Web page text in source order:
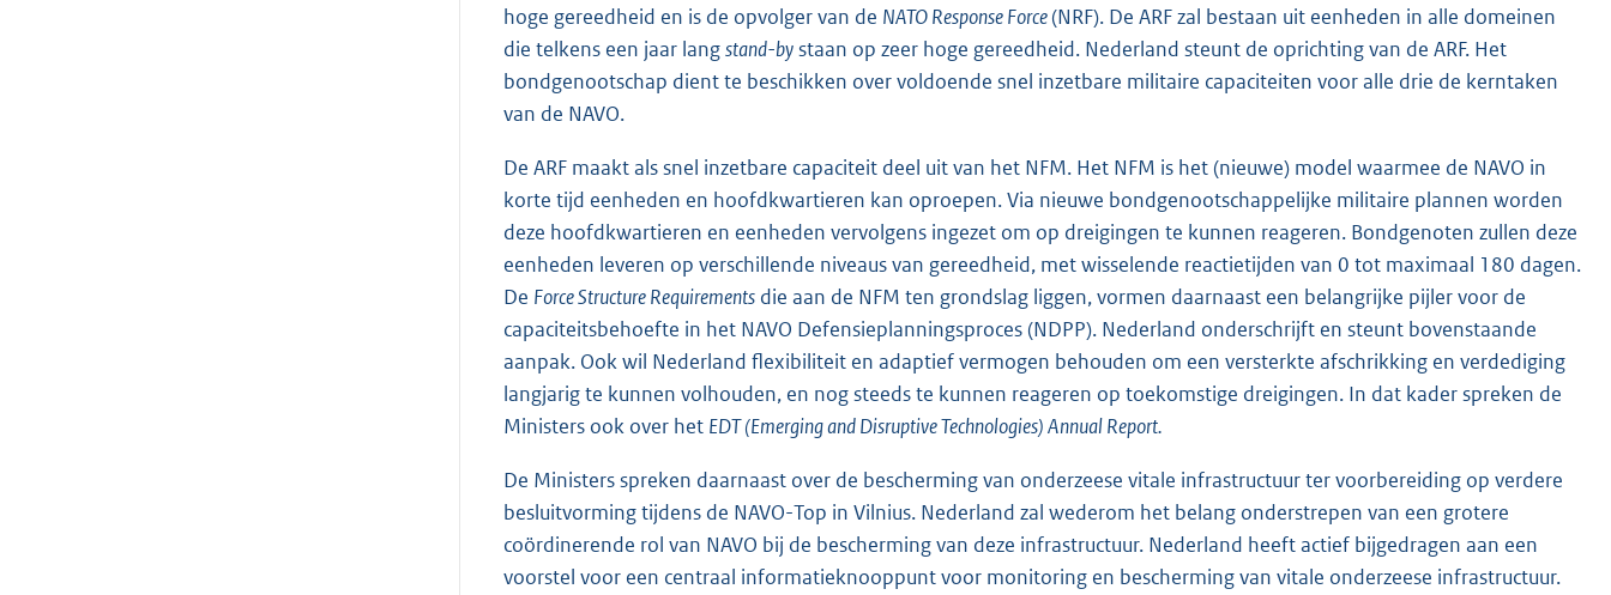
hoge gereedheid en is de opvolger van de NATO Response Force(NRF). De ARF zal bestaan uit eenheden in alle domeinen
die telkens een jaar langstand-bystaan op zeer hoge gereedheid. Nederland steunt de oprichting van de ARF. Het
bondgenootschap dient te beschikken over voldoende snel inzetbare militaire capaciteiten voor alle drie de kerntaken
van de NAVO.
De ARF maakt als snel inzetbare capaciteit deel uit van het NFM. Het NFM is het (nieuwe) model waarmee de NAVO in
korte tijd eenheden en hoofdkwartieren kan oproepen. Via nieuwe bondgenootschappelijke militaire plannen worden
deze hoofdkwartieren en eenheden vervolgens ingezet om op dreigingen te kunnen reageren. Bondgenoten zullen deze
eenheden leveren op verschillende niveaus van gereedheid, met wisselende reactietijden van 0 tot maximaal 180 dagen.
De Force Structure Requirements die aan de NFM ten grondslag liggen, vormen daarnaast een belangrijke pijler voor de
capaciteitsbehoefte in het NAVO Defensieplanningsproces (NDPP). Nederland onderschrijft en steunt bovenstaande
aanpak. Ook wil Nederland flexibiliteit en adaptief vermogen behouden om een versterkte afschrikking en verdediging
langjarig te kunnen volhouden, en nog steeds te kunnen reageren op toekomstige dreigingen. In dat kader spreken de
Ministers ook over het EDT (Emerging and Disruptive Technologies) Annual Report.
De Ministers spreken daarnaast over de bescherming van onderzeese vitale infrastructuur ter voorbereiding op verdere
besluitvorming tijdens de NAVO-Top in Vilnius. Nederland zal wederom het belang onderstrepen van een grotere
coördinerende rol van NAVO bij de bescherming van deze infrastructuur. Nederland heeft actief bijgedragen aan een
voorstel voor een centraal informatieknooppunt voor monitoring en bescherming van vitale onderzeese infrastructuur.